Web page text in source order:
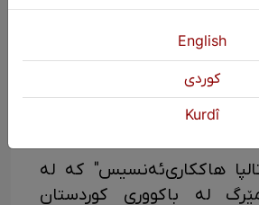
لەسەر بکرێت.
شیکاریی تەواو بۆ DNAی مشکەکان و
جۆرە ناسراوەکانی دواتر،
جیاکەرەوەکانیانی پشتڕاست
هاککاری‌ئەنسیس" کە لە
لە باکووری کوردستان
English
كوردی
Kurdî